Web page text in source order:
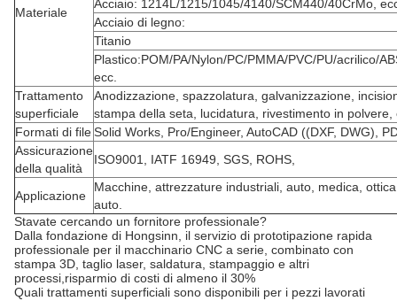
Materiale
Acciaio: 1214L/1215/1045/4140/SCM440/40CrMo,
Acciaio di legno:
Titanio
Plastico:POM/PA/Nylon/PC/PMMA/PVC/PU/acrilico/
ecc.
Trattamento
superficiale
Anodizzazione, spazzolatura, galvanizzazione,
stampa della seta, lucidatura, rivestimento in polvere,
Formati di fileSolid Works, Pro/Engineer, AutoCAD ((DXF, DWG),
Assicurazione
della qualità
ISO9001, IATF 16949, SGS, ROHS,
Applicazione
Macchine, attrezzature industriali, auto, medica,
auto.
Stavate cercando un fornitore professionale?
Dalla fondazione di Hongsinn, il servizio di prototipazione rapida
professionale per il macchinario CNC a serie, combinato con
stampa 3D, taglio laser, saldatura, stampaggio e altri
processi,risparmio di costi di almeno il 30%
Quali trattamenti superficiali sono disponibili per i pezzi lavorati